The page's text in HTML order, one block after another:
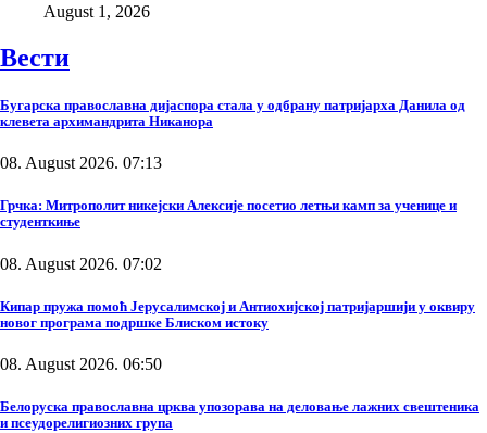
August 1, 2026
Вести
Бугарска православна дијаспора стала у одбрану патријарха Данила од
клевета архимандрита Никанора
08. August 2026. 07:13
Грчка: Митрополит никејски Алексије посетио летњи камп за ученице и
студенткиње
08. August 2026. 07:02
Кипар пружа помоћ Јерусалимској и Антиохијској патријаршији у оквиру
новог програма подршке Блиском истоку
08. August 2026. 06:50
Белоруска православна црква упозорава на деловање лажних свештеника
и псеудорелигиозних група